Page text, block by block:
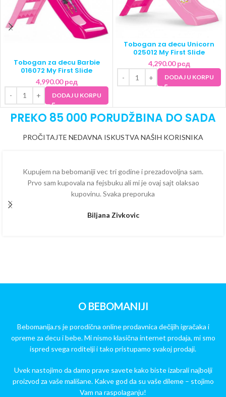
Tobogan za decu Barbie
016072 My First Slide
4,990.00рсд
DODAJ U KORPU
Tobogan za decu Unicorn
025012 My First Slide
4,290.00рсд
DODAJ U KORPU
PREKO 85 000 PORUDŽBINA DO SADA
PROČITAJTE NEDAVNA ISKUSTVA NAŠIH KORISNIKA
Kupujem na bebomaniji vec tri godine i prezadovoljna sam.
Prvo sam kupovala na fejsbuku ali mi je ovaj sajt olaksao
kupovinu. Svaka preporuka
Biljana Zivkovic
O BEBOMANIJI
Bebomanija.rs je porodična online prodavnica dečijih igračaka i
opreme za decu i bebe. Mi nismo klasična internet prodaja, mi smo
ispred svega roditelji i tako pristupamo svakoj prodaji.
Uvek nastojimo da damo prave savete kako biste izabrali najbolji
proizvod za vaše mališane. Kakve god da su vaše dileme – stojimo
Vam na raspolaganju!